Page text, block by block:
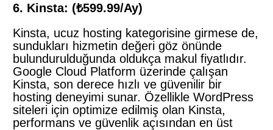
6. Kinsta: (₺599.99/Ay)
Kinsta, ucuz hosting kategorisine girmese de,
sundukları hizmetin değeri göz önünde
bulundurulduğunda oldukça makul fiyatlıdır.
Google Cloud Platform üzerinde çalışan
Kinsta, son derece hızlı ve güvenilir bir
hosting deneyimi sunar. Özellikle WordPress
siteleri için optimize edilmiş olan Kinsta,
performans ve güvenlik açısından en üst